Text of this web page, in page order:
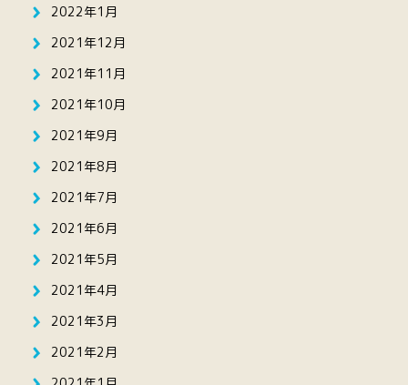
2022年1月
2021年12月
2021年11月
2021年10月
2021年9月
2021年8月
2021年7月
2021年6月
2021年5月
2021年4月
2021年3月
2021年2月